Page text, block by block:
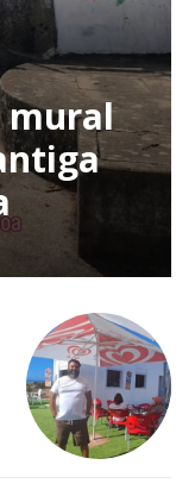
a manter este serviço
exclusivos e versões
mural